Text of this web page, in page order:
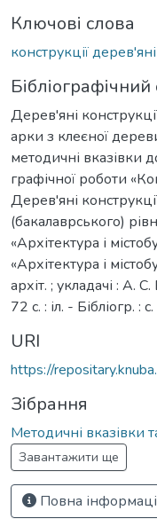
Ключові слова
конструкції дерев'яні
Дерев'яні
арки з клеєної
методичні вказівки
графічної роботи
Дерев'яні
(бакалаврського)
«Архітектура і
«Архітектура і
архіт. ; укладачі : А.
72 с. : іл. - Бібліогр. :
URI
https://
Зібрання
Методичні вказівки
Завантажити ще
Повна